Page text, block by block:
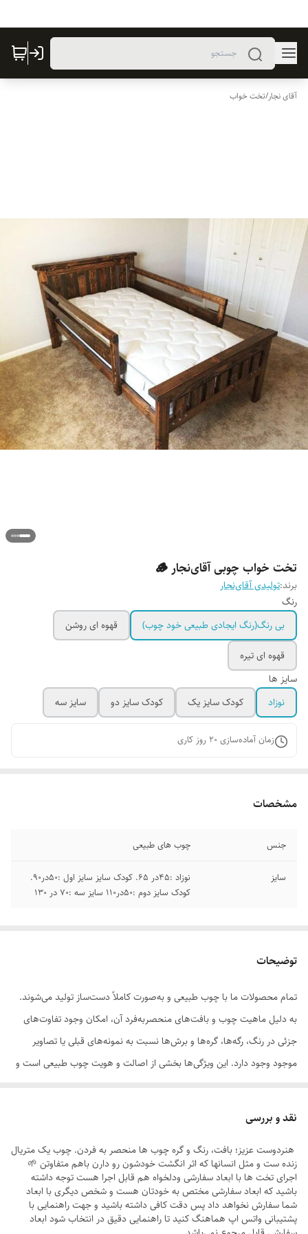
آقای نجار/تخت خواب
تخت خواب چوبی آقای‌نجار 🪵
برند:تولیدی آقای‌نجار
رنگ
بی رنگ(رنگ ایجادی طبیعی خود چوب)
قهوه ای روشن
قهوه ای تیره
سایز ها
نوزاد
کودک سایز یک کودک سایز دو سایز سه
زمان آماده‌سازی 20 روز کاری
مشخصات
جنس چوب‌ های طبیعی
سایز
نوزاد :۴۵در ۶۵. کودک سایز سایز اول :۵۰در۹۰.
کودک سایز دوم :۵۰در۱۱۰ سایز سه :۷۰ در ۱۳۰
توضیحات
تمام محصولات ما با چوب طبیعی و به‌صورت کاملاً دست‌ساز تولید می‌شوند.
به دلیل ماهیت چوب و بافت‌های منحصر‌به‌فرد آن، امکان وجود تفاوت‌های
جزئی در رنگ، رگه‌ها، گره‌ها و برش‌ها نسبت به نمونه‌های قبلی یا تصاویر
موجود وجود دارد. این ویژگی‌ها بخشی از اصالت و هویت چوب طبیعی است و
لطفاً پیش از ثبت سفارش، تصاویر کارگاهی هر محصول را بررسی کنید. ثبت
سفارش به‌منزله‌ی پذیرش این موارد و آگاهی از ویژگی‌های طبیعی چوب هست
نقد و بررسی
هنردوست عزیز؛ بافت، رنگ و گره چوب ها منحصر به فردن. چوب یک متریال
زنده ست و مثل انسانها که اثر انگشت خودشون رو دارن باهم متفاوتن 🌱
اجرای تخت ها با ابعاد سفارشی ودلخواه هم قابل اجرا هست توجه داشته
باشید که ابعاد سفارشی مختص به خودتان هست و شخص دیگری با ابعاد
شما سفارش نخواهد داد پس دقت کافی داشته باشید و جهت راهنمایی با
پشتیبانی واتس اپ هماهنگ‌ کنید تا راهنمایی دقیق در انتخاب شود ابعاد